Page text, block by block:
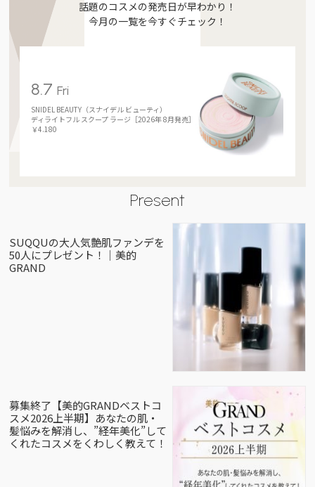
話題のコスメの発売日が早わかり！
今月の一覧を今すぐチェック！
8.7Fri
SNIDEL BEAUTY（スナイデル ビューティ）
ディライトフル スクープ ラージ［2026年 8月発売］
￥4.180
Present
SUQQUの大人気艶肌ファンデを
50人にプレゼント！｜美的
GRAND
募集終了【美的GRANDベストコ
スメ2026上半期】あなたの肌・
髪悩みを解消し、”経年美化”して
くれたコスメをくわしく教えて！